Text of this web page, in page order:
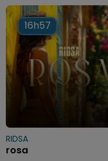
16h57
16h57
RIDSA
rosa